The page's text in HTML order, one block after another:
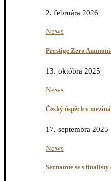
2. februára 2026
News
Prestige Zero
13. októbra 2025
News
Český úspěch v
17. septembra 2025
News
Seznamte se s